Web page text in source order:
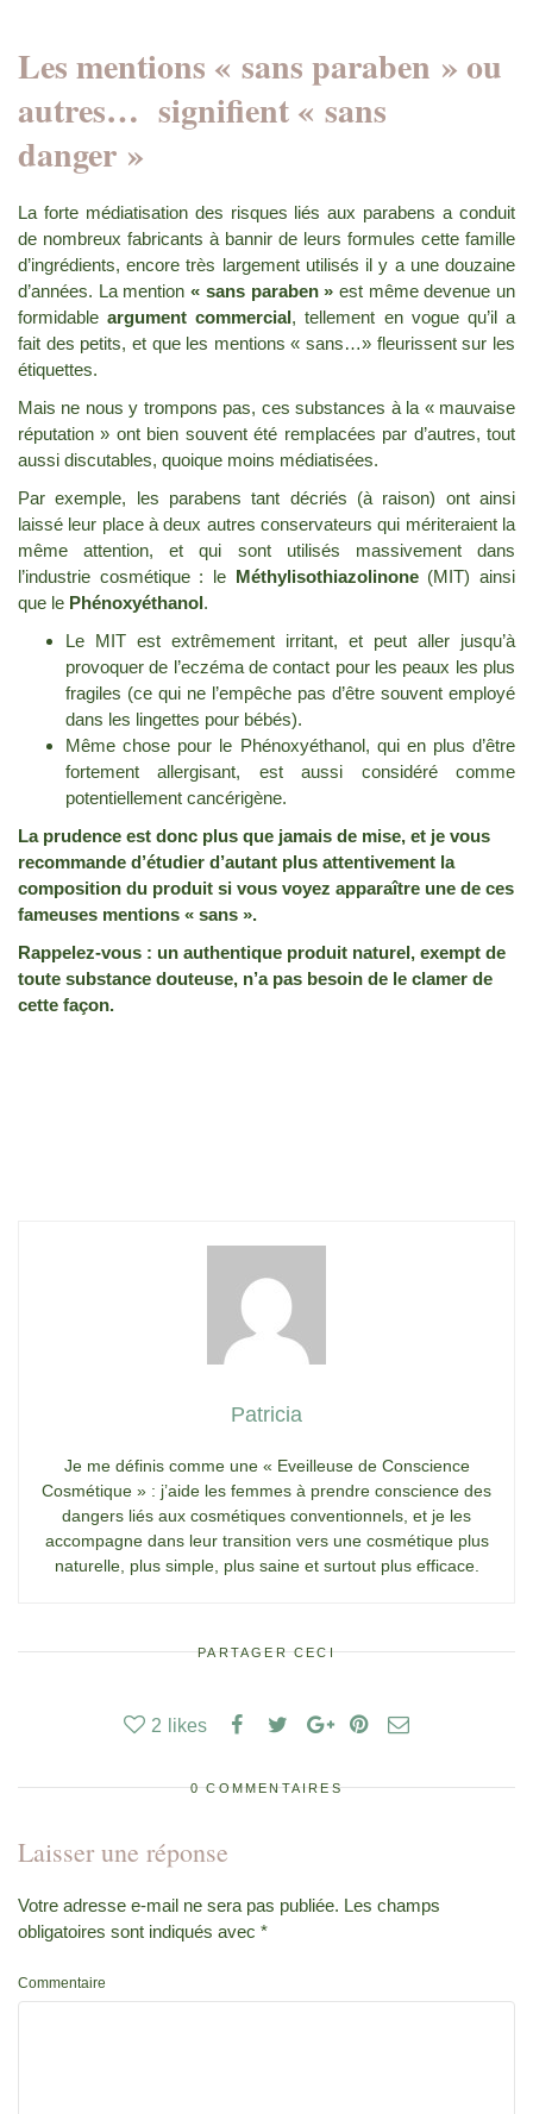
Les mentions « sans paraben » ou
autres… signifient « sans
danger »
La forte médiatisation des risques liés aux parabens a conduit
de nombreux fabricants à bannir de leurs formules cette famille
d’ingrédients, encore très largement utilisés il y a une douzaine
d’années. La mention« sans paraben » est même devenue un
formidableargument commercial, tellement en vogue qu’il a
fait des petits, et que les mentions « sans…» fleurissent sur les
étiquettes.
Mais ne nous y trompons pas, ces substances à la « mauvaise
réputation » ont bien souvent été remplacées par d’autres, tout
aussi discutables, quoique moins médiatisées.
Par exemple, les parabens tant décriés (à raison) ont ainsi
laissé leur place à deux autres conservateurs qui mériteraient la
même attention, et qui sont utilisés massivement dans
l’industrie cosmétique : le Méthylisothiazolinone(MIT) ainsi
que le Phénoxyéthanol.
Le MIT est extrêmement irritant, et peut aller jusqu’à
provoquer de l’eczéma de contact pour les peaux les plus
fragiles (ce qui ne l’empêche pas d’être souvent employé
dans les lingettes pour bébés).
Même chose pour le Phénoxyéthanol, qui en plus d’être
fortement allergisant, est aussi considéré comme
potentiellement cancérigène.
La prudence est donc plus que jamais de mise, et je vous
recommande d’étudier d’autant plus attentivement la
composition du produit si vous voyez apparaître une de ces
fameuses mentions « sans ».
Rappelez-vous : un authentique produit naturel, exempt de
toute substance douteuse, n’a pas besoin de le clamer de
cette façon.
Patricia
Je me définis comme une « Eveilleuse de Conscience
Cosmétique » : j’aide les femmes à prendre conscience des
dangers liés aux cosmétiques conventionnels, et je les
accompagne dans leur transition vers une cosmétique plus
naturelle, plus simple, plus saine et surtout plus efficace.
PARTAGER CECI
2 likes
0 COMMENTAIRES
Laisser une réponse
Votre adresse e-mail ne sera pas publiée. Les champs
obligatoires sont indiqués avec *
Commentaire